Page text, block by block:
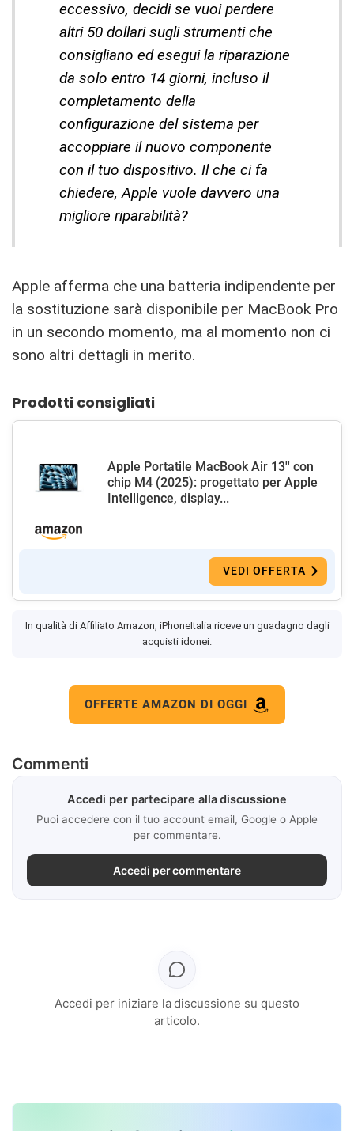
eccessivo, decidi se vuoi perdere
altri 50 dollari sugli strumenti che
consigliano ed esegui la riparazione
da solo entro 14 giorni, incluso il
completamento della
configurazione del sistema per
accoppiare il nuovo componente
con il tuo dispositivo. Il che ci fa
chiedere, Apple vuole davvero una
migliore riparabilità?
Apple afferma che una batteria indipendente per
la sostituzione sarà disponibile per MacBook Pro
in un secondo momento, ma al momento non ci
sono altri dettagli in merito.
Prodotti consigliati
Apple Portatile MacBook Air 13'' con
chip M4 (2025): progettato per Apple
Intelligence, display...
VEDI OFFERTA
In qualità di Affiliato Amazon, iPhoneItalia riceve un guadagno dagli
acquisti idonei.
OFFERTE AMAZON DI OGGI
Commenti
Accedi per partecipare alla discussione
Puoi accedere con il tuo account email, Google o Apple
per commentare.
Accedi per commentare
Accedi per iniziare la discussione su questo
articolo.